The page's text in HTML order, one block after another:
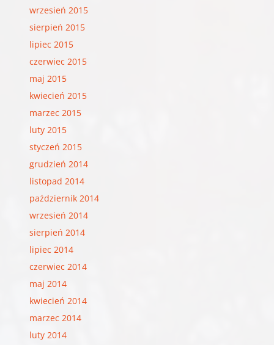
wrzesień 2015
sierpień 2015
lipiec 2015
czerwiec 2015
maj 2015
kwiecień 2015
marzec 2015
luty 2015
styczeń 2015
grudzień 2014
listopad 2014
październik 2014
wrzesień 2014
sierpień 2014
lipiec 2014
czerwiec 2014
maj 2014
kwiecień 2014
marzec 2014
luty 2014